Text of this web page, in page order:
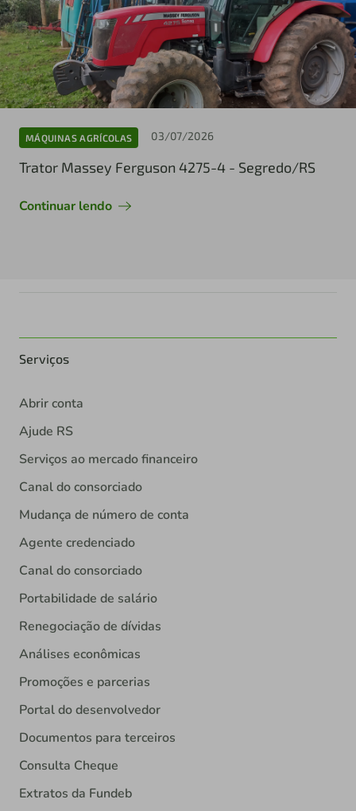
MÁQUINAS AGRÍCOLAS 03/07/2026
Trator Massey Ferguson 4275-4 - Segredo/RS
Continuar lendo
Serviços
Abrir conta
Ajude RS
Serviços ao mercado financeiro
Canal do consorciado
Mudança de número de conta
Agente credenciado
Canal do consorciado
Portabilidade de salário
Renegociação de dívidas
Análises econômicas
Promoções e parcerias
Portal do desenvolvedor
Documentos para terceiros
Consulta Cheque
Extratos da Fundeb